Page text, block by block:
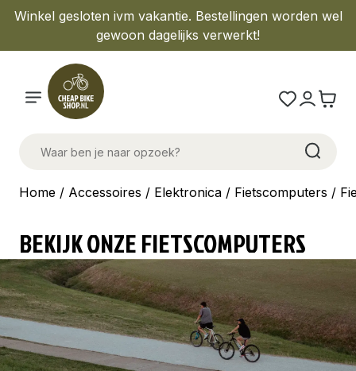
Winkel gesloten ivm vakantie. Bestellingen worden wel
gewoon dagelijks verwerkt!
Home / Accessoires / Elektronica / Fietscomputers /
BEKIJK ONZE FIETSCOMPUTERS